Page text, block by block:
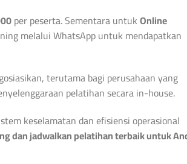
per peserta. Sementara untukOnline
melalui WhatsApp untuk mendapatkan
terutama bagi perusahaan yang
pelatihan secara in-house.
keselamatan dan efisiensi operasional
dan jadwalkan pelatihan terbaik untuk